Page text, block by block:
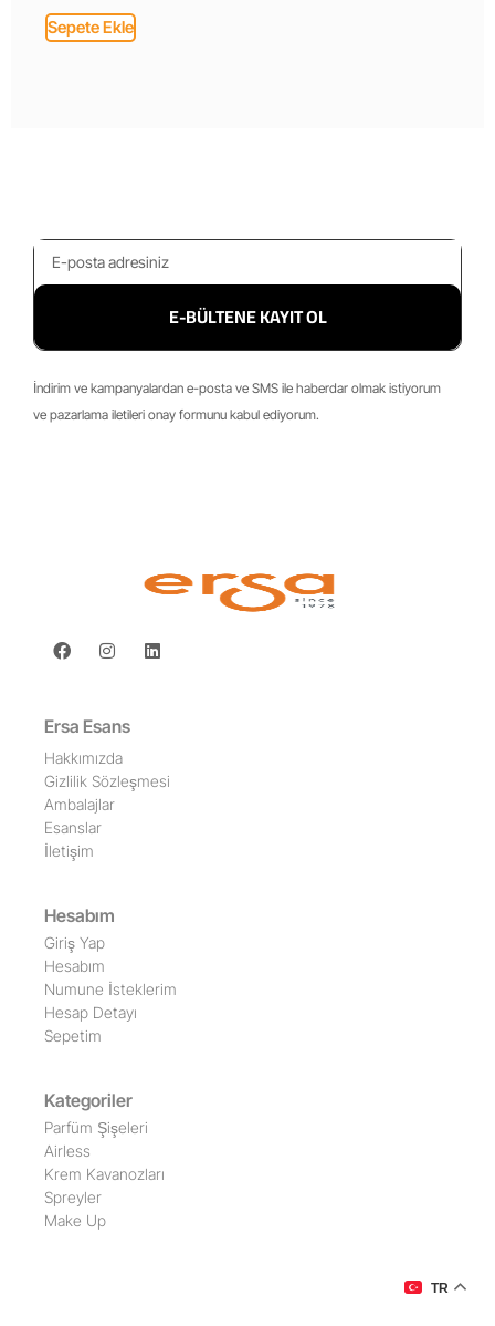
Sepete Ekle
E-BÜLTENE KAYIT OL
İndirim ve kampanyalardan e-posta ve SMS ile haberdar olmak istiyorum
ve pazarlama iletileri onay formunu kabul ediyorum.
Ersa Esans
Hakkımızda
Gizlilik Sözleşmesi
Ambalajlar
Esanslar
İletişim
Hesabım
Giriş Yap
Hesabım
Numune İsteklerim
Hesap Detayı
Sepetim
Kategoriler
Parfüm Şişeleri
Airless
Krem Kavanozları
Spreyler
Make Up
TR